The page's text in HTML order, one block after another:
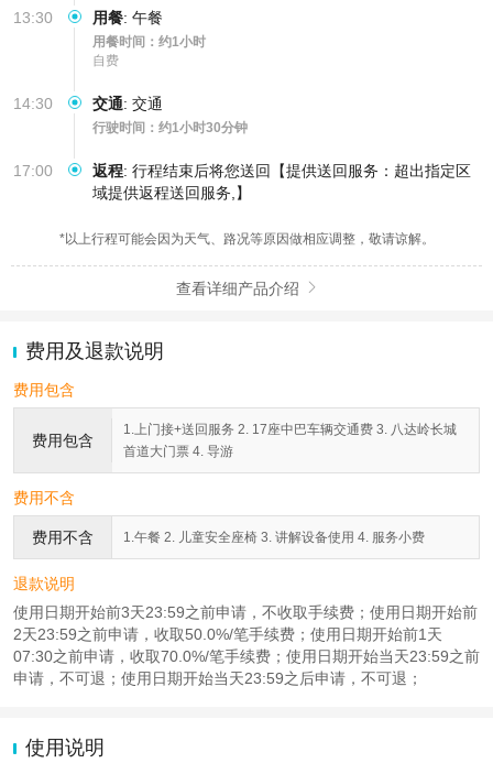
13:30 用餐: 午餐
用餐时间：约1小时
自费
14:30 交通: 交通
行驶时间：约1小时30分钟
17:00 返程: 行程结束后将您送回【提供送回服务：超出指定区
域提供返程送回服务,】
*以上行程可能会因为天气、路况等原因做相应调整，敬请谅解。
查看详细产品介绍 
费用及退款说明
费用包含
费用包含
1.上门接+送回服务 2. 17座中巴车辆交通费 3. 八达岭长城
首道大门票 4. 导游
费用不含
费用不含 1.午餐 2. 儿童安全座椅 3. 讲解设备使用 4. 服务小费
退款说明
使用日期开始前3天23:59之前申请，不收取手续费；使用日期开始前
2天23:59之前申请，收取50.0%/笔手续费；使用日期开始前1天
07:30之前申请，收取70.0%/笔手续费；使用日期开始当天23:59之前
申请，不可退；使用日期开始当天23:59之后申请，不可退；
使用说明